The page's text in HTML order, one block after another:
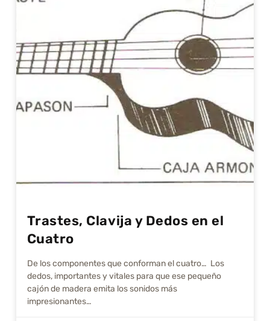
Trastes, Clavija y Dedos en el
Cuatro
De los componentes que conforman el cuatro… Los
dedos, importantes y vitales para que ese pequeño
cajón de madera emita los sonidos más
impresionantes…